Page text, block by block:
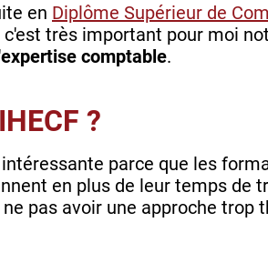
en Diplôme Supérieur de
c'est très important pour moi
expertise comptable.
?
parce que les
en plus de leur temps de
pas avoir une approche trop